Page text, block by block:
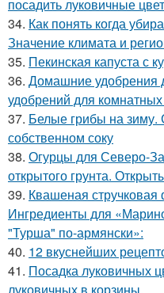
посадить луковичные
34. Как понять когда
Значение климата и
35. Пекинская капуста с
36. Домашние удобрения
удобрений для
37. Белые грибы на
собственном соку
38. Огурцы для Северо-
открытого грунта.
39. Квашеная
Ингредиенты для
"Турша" по-армянски»:
40. 12 вкуснейших
41. Посадка луковичных
луковичных в корзины.